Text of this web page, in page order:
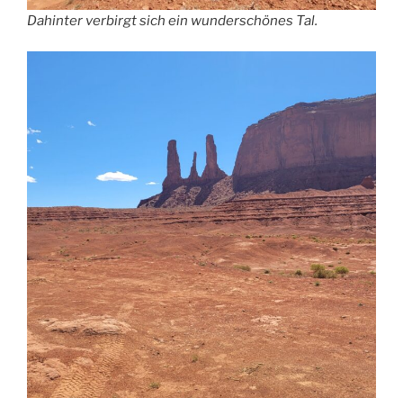
Dahinter verbirgt sich ein wunderschönes Tal.